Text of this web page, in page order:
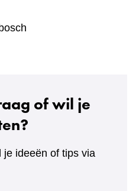
of wil je
je ideeën of tips via